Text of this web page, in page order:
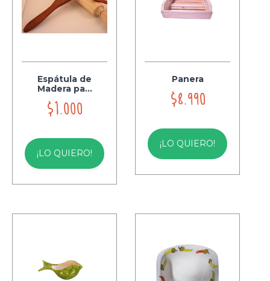
Espátula de
Madera pa...
$1.000
¡LO QUIERO!
Panera
$8.990
¡LO QUIERO!